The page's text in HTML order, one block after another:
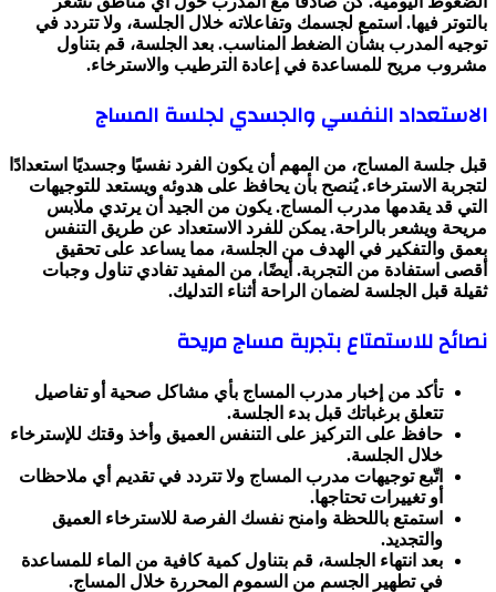
بالتوتر فيها. استمع لجسمك وتفاعلاته خلال الجلسة، ولا تتردد في
توجيه المدرب بشأن الضغط المناسب. بعد الجلسة، قم بتناول
مشروب مريح للمساعدة في إعادة الترطيب والاسترخاء.
الاستعداد النفسي والجسدي لجلسة المساج
قبل جلسة المساج، من المهم أن يكون الفرد نفسيًا وجسديًا استعدادًا
لتجربة الاسترخاء. يُنصح بأن يحافظ على هدوئه ويستعد للتوجيهات
التي قد يقدمها مدرب المساج. يكون من الجيد أن يرتدي ملابس
مريحة ويشعر بالراحة. يمكن للفرد الاستعداد عن طريق التنفس
بعمق والتفكير في الهدف من الجلسة، مما يساعد على تحقيق
أقصى استفادة من التجربة. أيضًا، من المفيد تفادي تناول وجبات
ثقيلة قبل الجلسة لضمان الراحة أثناء التدليك.
نصائح للاستمتاع بتجربة مساج مريحة
تأكد من إخبار مدرب المساج بأي مشاكل صحية أو تفاصيل
تتعلق برغباتك قبل بدء الجلسة.
حافظ على التركيز على التنفس العميق وأخذ وقتك للإسترخاء
خلال الجلسة.
اتّبع توجيهات مدرب المساج ولا تتردد في تقديم أي ملاحظات
أو تغييرات تحتاجها.
استمتع باللحظة وامنح نفسك الفرصة للاسترخاء العميق
والتجديد.
بعد انتهاء الجلسة، قم بتناول كمية كافية من الماء للمساعدة
في تطهير الجسم من السموم المحررة خلال المساج.